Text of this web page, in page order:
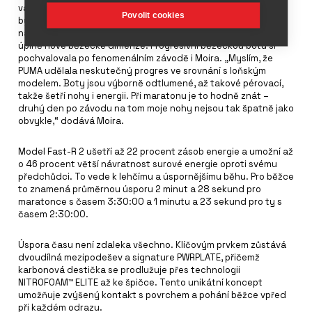
vazbě zefektivnila nový model Fast-R. Jeho vylepšená verze
byla stvořena, aby trhala rekordy. S výškou podrážky 40 mm
nabízí nepřekonatelnou rychlost a odpružení, které otevírá
úplně nové běžecké dimenze. Progresivní běžeckou botu si
pochvalovala po fenomenálním závodě i Moira. „Myslím, že
PUMA udělala neskutečný progres ve srovnání s loňským
modelem. Boty jsou výborně odtlumené, až takové pérovací,
takže šetří nohy i energii. Při maratonu je to hodně znát –
druhý den po závodu na tom moje nohy nejsou tak špatně jako
obvykle,“ dodává Moira.
Model Fast-R 2 ušetří až 22 procent zásob energie a umožní až
o 46 procent větší návratnost surové energie oproti svému
předchůdci. To vede k lehčímu a úspornějšímu běhu. Pro běžce
to znamená průměrnou úsporu 2 minut a 28 sekund pro
maratonce s časem 3:30:00 a 1 minutu a 23 sekund pro ty s
časem 2:30:00.
Úspora času není zdaleka všechno. Klíčovým prvkem zůstává
dvoudílná mezipodešev a signature PWRPLATE, přičemž
karbonová destička se prodlužuje přes technologii
NITROFOAM™ ELITE až ke špičce. Tento unikátní koncept
umožňuje zvýšený kontakt s povrchem a pohání běžce vpřed
při každém odrazu.
Povolit cookies